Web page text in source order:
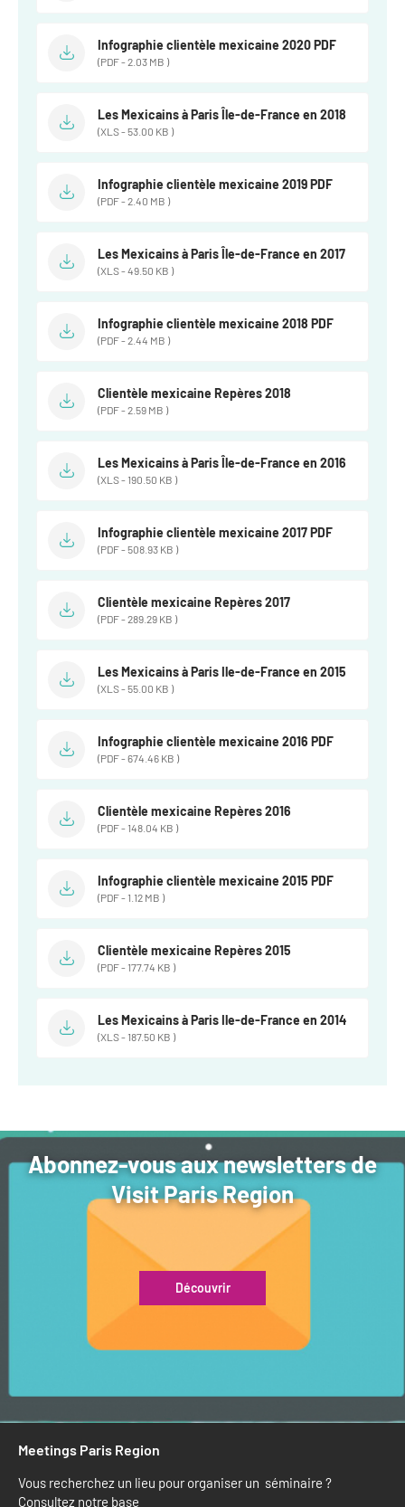
Infographie clientèle mexicaine 2020 PDF
(PDF - 2.03 MB )
Les Mexicains à Paris Île-de-France en 2018
(XLS - 53.00 KB )
Infographie clientèle mexicaine 2019 PDF
(PDF - 2.40 MB )
Les Mexicains à Paris Île-de-France en 2017
(XLS - 49.50 KB )
Infographie clientèle mexicaine 2018 PDF
(PDF - 2.44 MB )
Clientèle mexicaine Repères 2018
(PDF - 2.59 MB )
Les Mexicains à Paris Île-de-France en 2016
(XLS - 190.50 KB )
Infographie clientèle mexicaine 2017 PDF
(PDF - 508.93 KB )
Clientèle mexicaine Repères 2017
(PDF - 289.29 KB )
Les Mexicains à Paris Ile-de-France en 2015
(XLS - 55.00 KB )
Infographie clientèle mexicaine 2016 PDF
(PDF - 674.46 KB )
Clientèle mexicaine Repères 2016
(PDF - 148.04 KB )
Infographie clientèle mexicaine 2015 PDF
(PDF - 1.12 MB )
Clientèle mexicaine Repères 2015
(PDF - 177.74 KB )
Les Mexicains à Paris Ile-de-France en 2014
(XLS - 187.50 KB )
Abonnez-vous aux newsletters de
Visit Paris Region
Découvrir
Meetings Paris Region
Vous recherchez un lieu pour organiser un séminaire ?
Consultez notre base